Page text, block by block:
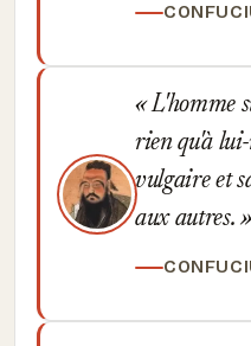
L'homme
rien qu'à
vulgaire et
aux autres.